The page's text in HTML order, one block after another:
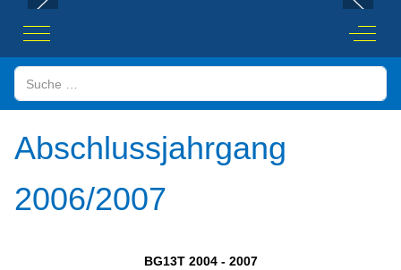
Mobile Menu Toggle Off-
Suchen
Abschlussjahrgang
2006/2007
BG13T 2004 - 2007